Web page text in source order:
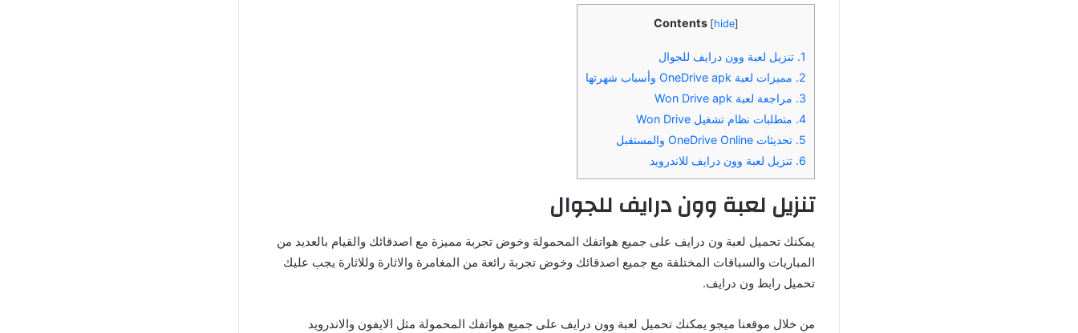
Contents [hide]
1. تنزيل لعبة وون درايف للجوال
2. مميزات لعبة OneDrive apk وأسباب شهرتها
3. مراجعة لعبة Won Drive apk
4. متطلبات نظام تشغيل Won Drive
5. تحديثات OneDrive Online والمستقبل
6. تنزيل لعبة وون درايف للاندرويد
تنزيل لعبة وون درايف للجوال
يمكنك تحميل لعبة ون درايف على جميع هواتفك المحمولة وخوض تجربة مميزة مع اصدقائك والقيام بالعديد من
المباريات والسباقات المختلفة مع جميع اصدقائك وخوض تجربة رائعة من المغامرة والاثارة وللاثارة يجب عليك
تحميل رابط ون درايف.
من خلال موقعنا ميجو يمكنك تحميل لعبة وون درايف على جميع هواتفك المحمولة مثل الايفون والاندرويد